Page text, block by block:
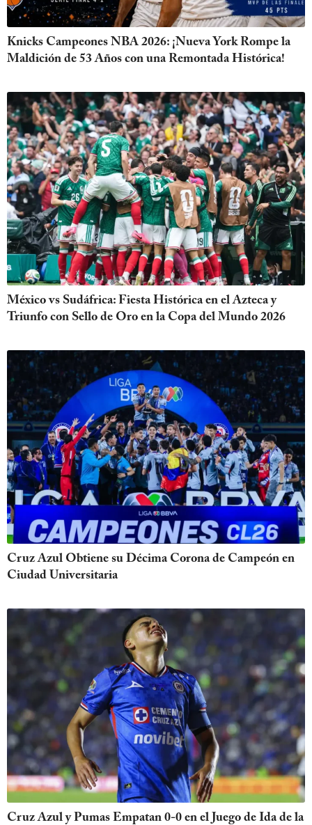
Knicks Campeones NBA 2026: ¡Nueva York Rompe la
Maldición de 53 Años con una Remontada Histórica!
México vs Sudáfrica: Fiesta Histórica en el Azteca y
Triunfo con Sello de Oro en la Copa del Mundo 2026
Cruz Azul Obtiene su Décima Corona de Campeón en
Ciudad Universitaria
Cruz Azul y Pumas Empatan 0-0 en el Juego de Ida de la